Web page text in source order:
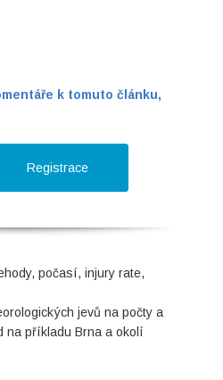
k tomuto článku,
Registrace
počasí, injury rate,
jevů na počty a
na příkladu Brna a okolí